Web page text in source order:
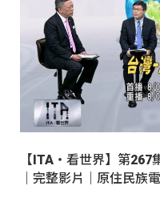
【ITA・看世界】第
｜完整影片｜原住民族